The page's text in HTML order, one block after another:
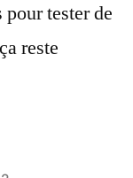
tester de
reste